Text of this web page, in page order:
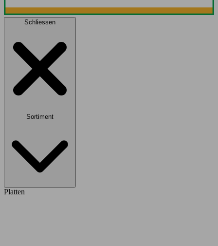
Schliessen
Sortiment
Platten